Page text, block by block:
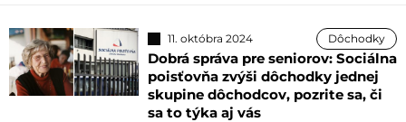
11. októbra 2024 Dôchodky
Dobrá správa pre seniorov: Sociálna
poisťovňa zvýši dôchodky jednej
skupine dôchodcov, pozrite sa, či
sa to týka aj vás